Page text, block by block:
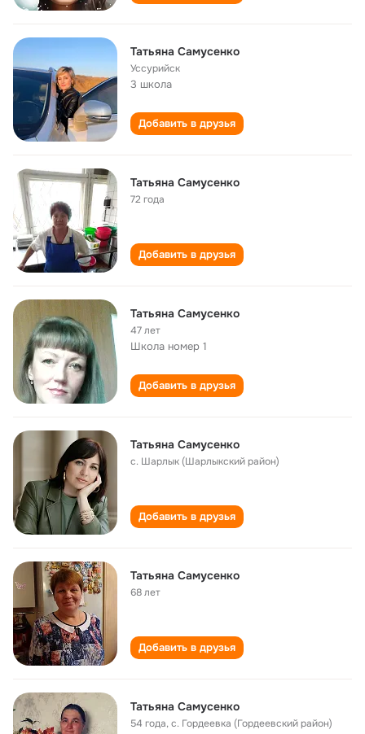
Татьяна Самусенко
Уссурийск
3 школа
Добавить в друзья
Татьяна Самусенко
72 года
Добавить в друзья
Татьяна Самусенко
47 лет
Школа номер 1
Добавить в друзья
Татьяна Самусенко
с. Шарлык (Шарлыкский район)
Добавить в друзья
Татьяна Самусенко
68 лет
Добавить в друзья
Татьяна Самусенко
54 года,с. Гордеевка (Гордеевский район)